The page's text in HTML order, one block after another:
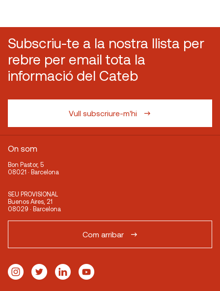
Subscriu-te a la nostra llista per
rebre per email tota la
informació del Cateb
Vull subscriure-m'hi
On som
Bon Pastor, 5
08021 · Barcelona
SEU PROVISIONAL
Buenos Aires, 21
08029 · Barcelona
Com arribar